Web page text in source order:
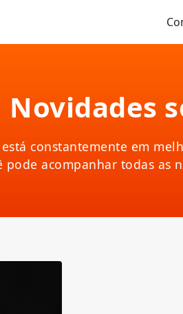
Novidades
está constantemente em
pode acompanhar todas as